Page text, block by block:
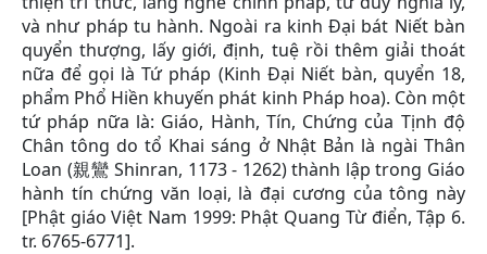
và như pháp tu hành. Ngoài ra kinh Đại bát Niết bàn
quyển thượng, lấy giới, định, tuệ rồi thêm giải thoát
nữa để gọi là Tứ pháp (Kinh Đại Niết bàn, quyển 18,
phẩm Phổ Hiền khuyến phát kinh Pháp hoa). Còn một
tứ pháp nữa là: Giáo, Hành, Tín, Chứng của Tịnh độ
Chân tông do tổ Khai sáng ở Nhật Bản là ngài Thân
Loan (親鸞 Shinran, 1173 - 1262) thành lập trong Giáo
hành tín chứng văn loại, là đại cương của tông này
[Phật giáo Việt Nam 1999: Phật Quang Từ điển, Tập 6.
tr. 6765-6771].